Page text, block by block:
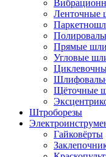
Прямые
Угловые
Щёточные
Штроборезы
Гайковёрты